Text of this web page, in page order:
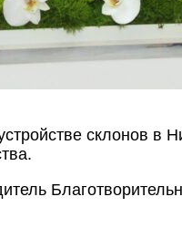
склонов